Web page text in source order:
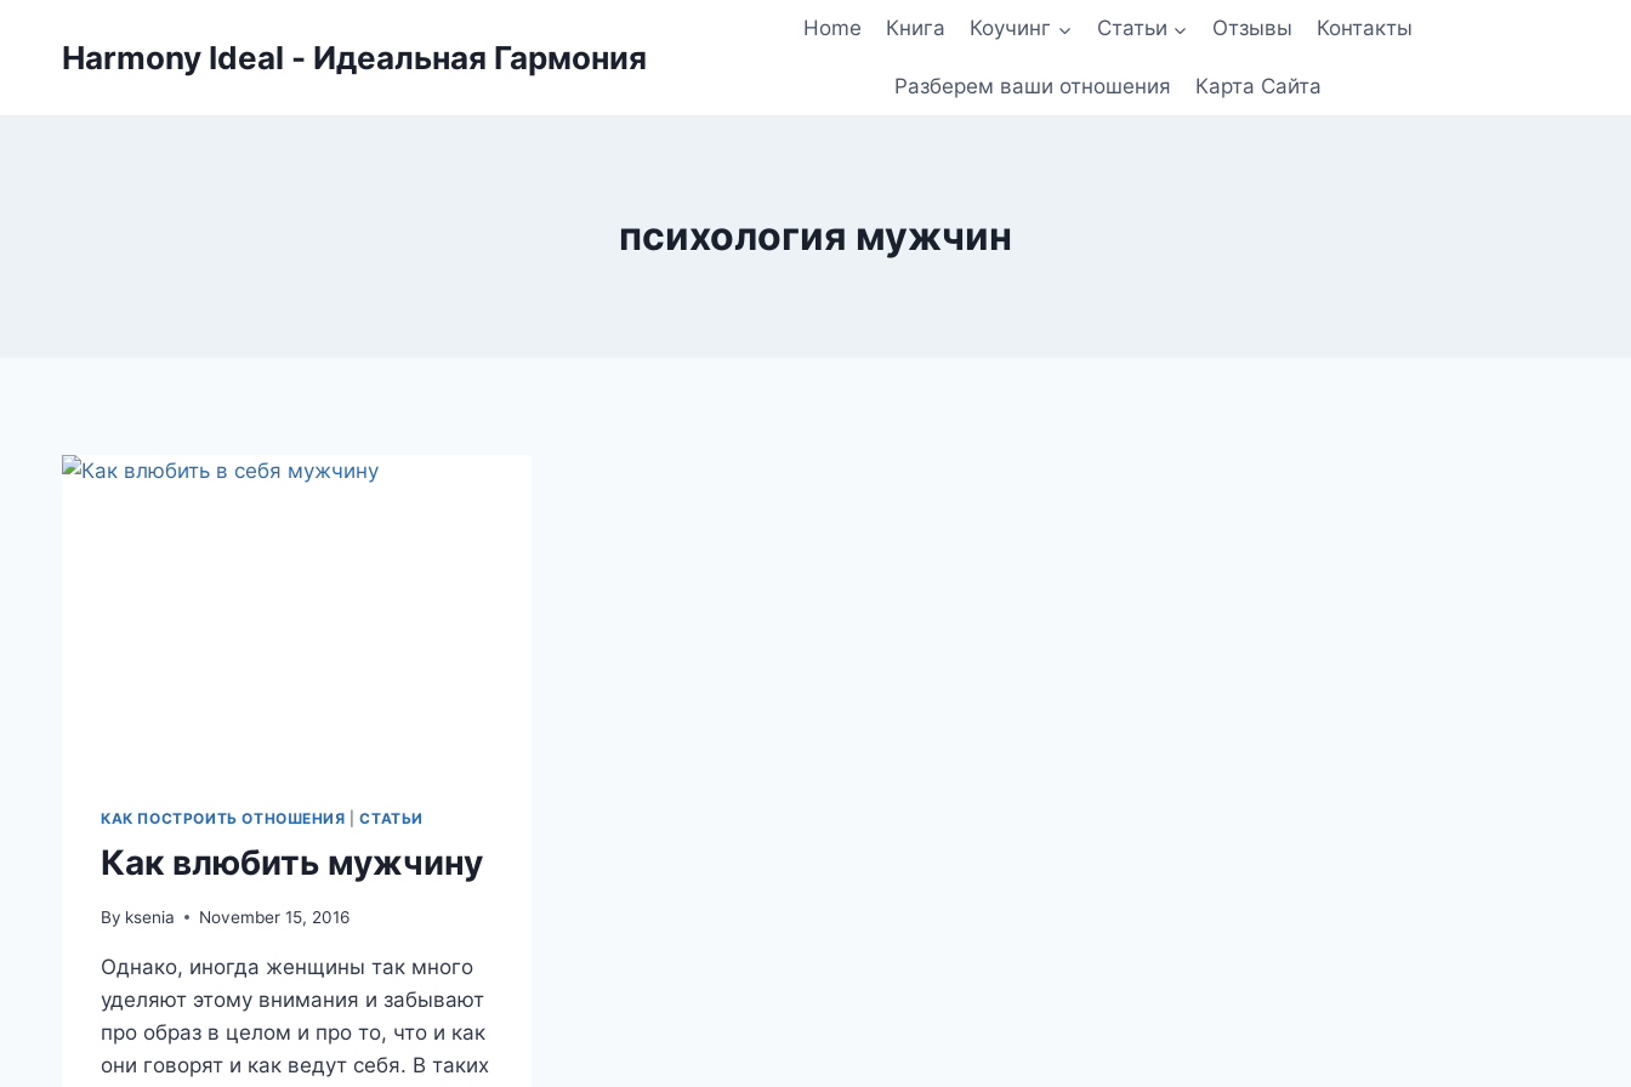
Harmony Ideal - Идеальная Гармония
Home Книга Коучинг Статьи Отзывы Контакты
Разберем ваши отношения Карта Сайта
психология мужчин
КАК ПОСТРОИТЬ ОТНОШЕНИЯ |СТАТЬИ
Как влюбить мужчину
By ksenia November 15, 2016
Однако, иногда женщины так много
уделяют этому внимания и забывают
про образ в целом и про то, что и как
они говорят и как ведут себя. В таких